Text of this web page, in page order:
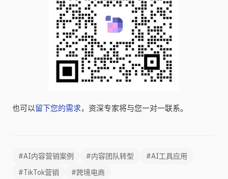
也可以留下您的需求，资深专家将与您一对一联系。
#AI内容营销案例 #内容团队转型
#AI工具应用
#TikTok营销
#跨境电商